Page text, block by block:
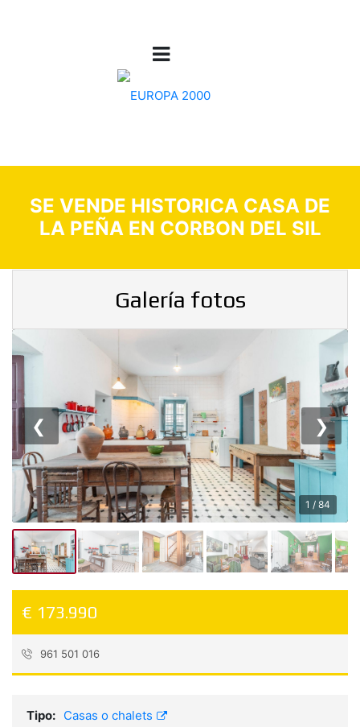
SE VENDE HISTORICA CASA DE
LA PEÑA EN CORBON DEL SIL
Galería fotos
❮ ❯
1 / 84
€ 173.990
961 501 016
Tipo: Casas o chalets